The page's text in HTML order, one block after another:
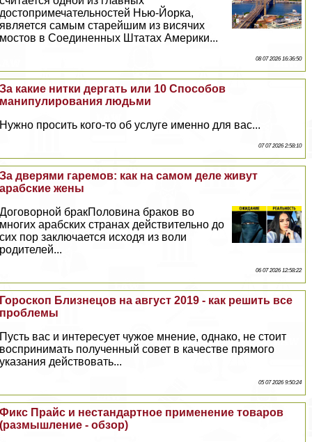
достопримечательностей Нью-Йорка,
является самым старейшим из висячих
мостов в Соединенных Штатах Америки...
08 07 2026 16:36:50
За какие нитки дергать или 10 Способов
манипулирования людьми
Нужно просить кого-то об услуге именно для вас...
07 07 2026 2:58:10
За дверями гаремов: как на самом деле живут
арабские жены
Договорной бpaкПоловина бpaков во
многих арабских странах действительно до
сих пор заключается исходя из воли
родителей...
06 07 2026 12:58:22
Гороскоп Близнецов на август 2019 - как решить все
проблемы
Пусть вас и интересует чужое мнение, однако, не стоит
воспринимать полученный совет в качестве прямого
указания действовать...
05 07 2026 9:50:24
Фикс Прайс и нестандартное применение товаров
(размышление - обзор)